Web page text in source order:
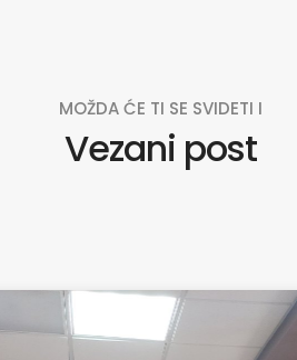
MOŽDA ĆE TI SE SVIDETI I
Vezani post